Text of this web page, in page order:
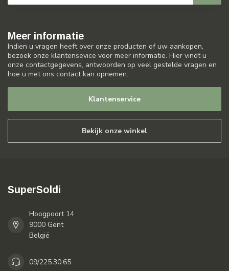
Meer informatie
Indien u vragen heeft over onze producten of uw aankopen,
bezoek onze klantensevice voor meer informatie. Hier vindt u
onze contactgegevens, antwoorden op veel gestelde vragen en
hoe u met ons contact kan opnemen.
Klantenservice
Bekijk onze winkel
SuperSoldi
Hoogpoort 14
9000 Gent
België
09/225.30.65